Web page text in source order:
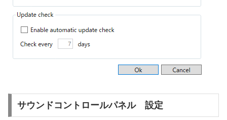
サウンドコントロールパネル 設定